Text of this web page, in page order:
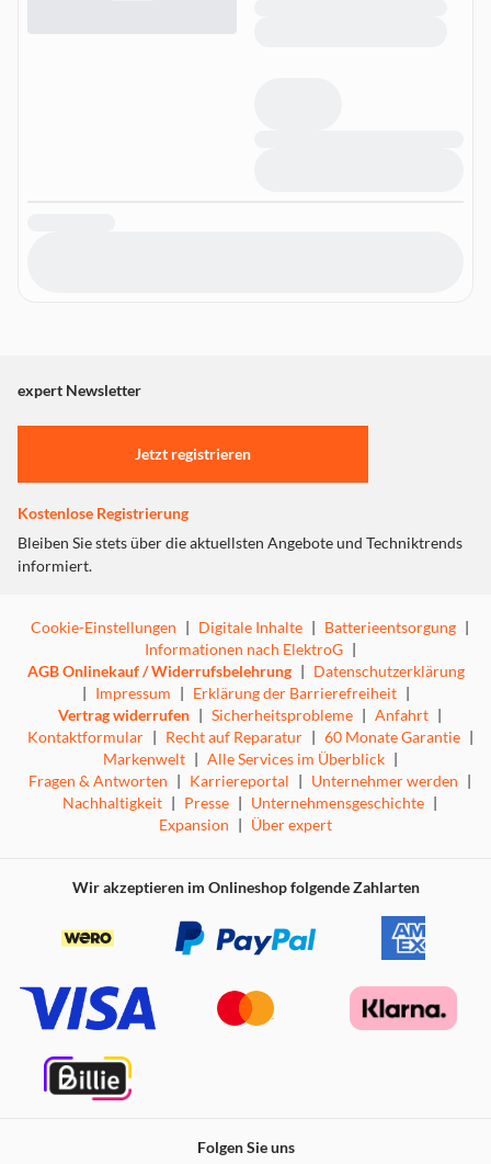
expert Newsletter
Jetzt registrieren
Kostenlose Registrierung
Bleiben Sie stets über die aktuellsten Angebote und Techniktrends
informiert.
Cookie-Einstellungen | Digitale Inhalte | Batterieentsorgung |
Informationen nach ElektroG |
AGB Onlinekauf / Widerrufsbelehrung | Datenschutzerklärung
| Impressum | Erklärung der Barrierefreiheit |
Vertrag widerrufen | Sicherheitsprobleme | Anfahrt |
Kontaktformular | Recht auf Reparatur | 60 Monate Garantie |
Markenwelt | Alle Services im Überblick |
Fragen & Antworten | Karriereportal | Unternehmer werden |
Nachhaltigkeit | Presse | Unternehmensgeschichte |
Expansion | Über expert
Wir akzeptieren im Onlineshop folgende Zahlarten
Folgen Sie uns